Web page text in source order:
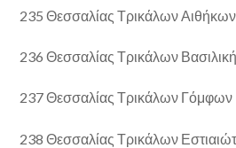
235 Θεσσαλίας Τρικάλων
236 Θεσσαλίας Τρικάλων
237 Θεσσαλίας Τρικάλων Γόμφων
238 Θεσσαλίας Τρικάλων